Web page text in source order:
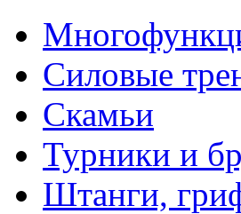
Силовые
Скамьи
Турники и
Штанги,